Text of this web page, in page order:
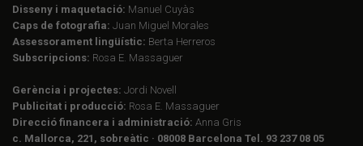
Disseny i maquetació: Manuel Cuyàs
Caps de fotografia: Juan Miguel Morales
Assessorament lingüístic: Berta Herreros
Subscripcions: Rosa E. Massaguer
Gerència i projectes: Jordi Novell
Publicitat i producció: Rosa E. Massaguer
Direcció financera i administració: Anna Gris
c. Mallorca, 221, sobreàtic · 08008 Barcelona Tel. 93 237 08 05